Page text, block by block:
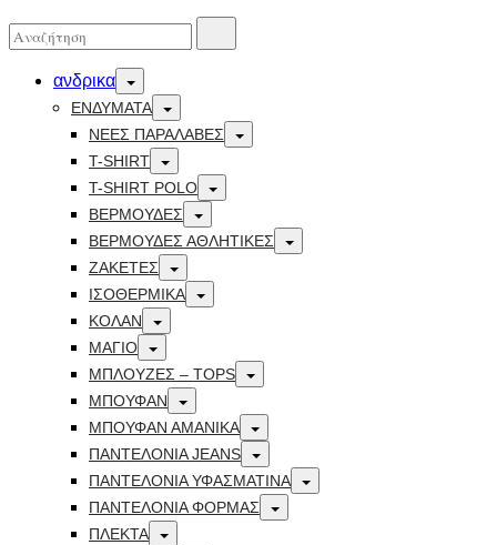
Αναζήτησα
για:
ανδρικα Toggle
ΕΝΔΥΜΑΤΑ Toggle
ΝΕΕΣ ΠΑΡΑΛΑΒΕΣ Toggle
T-SHIRT Toggle
T-SHIRT POLO Toggle
ΒΕΡΜΟΥΔΕΣ Toggle
ΒΕΡΜΟΥΔΕΣ ΑΘΛΗΤΙΚΕΣ Toggle
ΖΑΚΕΤΕΣ Toggle
ΙΣΟΘΕΡΜΙΚΆ Toggle
ΚΟΛΑΝ Toggle
ΜΑΓΙΟ Toggle
ΜΠΛΟΥΖΕΣ – TOPS Toggle
ΜΠΟΥΦΑΝ Toggle
ΜΠΟΥΦΆΝ ΑΜΆΝΙΚΑ Toggle
ΠΑΝΤΕΛΟΝΙΑ JEANS Toggle
ΠΑΝΤΕΛΟΝΙΑ ΥΦΑΣΜΑΤΙΝΑ Toggle
ΠΑΝΤΕΛΟΝΙΑ ΦΟΡΜΑΣ Toggle
ΠΛΕΚΤΑ Toggle